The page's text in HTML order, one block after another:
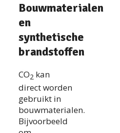
Bouwmaterialen
en
synthetische
brandstoffen
CO2 kan
direct worden
gebruikt in
bouwmaterialen.
Bijvoorbeeld